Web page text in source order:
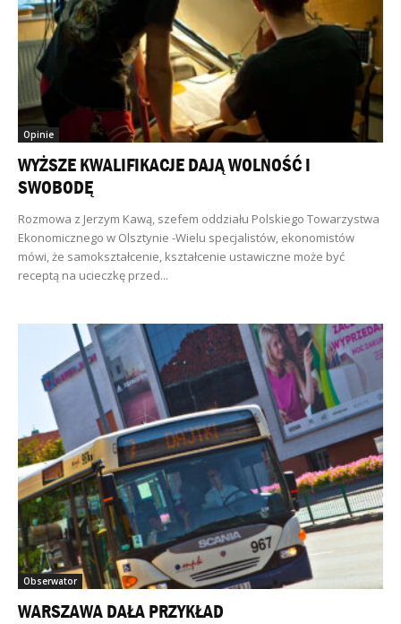
Opinie
WYŻSZE KWALIFIKACJE DAJĄ WOLNOŚĆ I
SWOBODĘ
Rozmowa z Jerzym Kawą, szefem oddziału Polskiego Towarzystwa
Ekonomicznego w Olsztynie -Wielu specjalistów, ekonomistów
mówi, że samokształcenie, kształcenie ustawiczne może być
receptą na ucieczkę przed...
Obserwator
WARSZAWA DAŁA PRZYKŁAD